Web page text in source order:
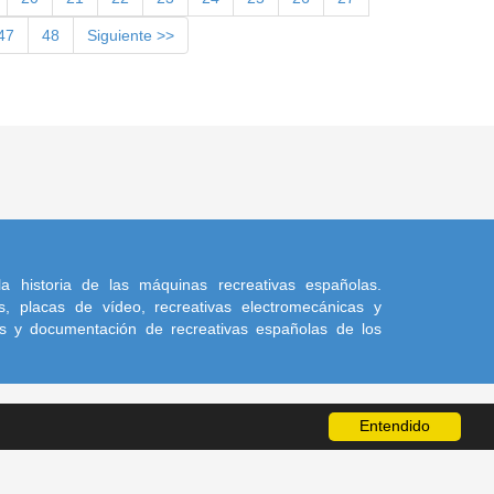
Entendido
48 Siguiente >>
historia de las máquinas recreativas españolas.
placas de vídeo, recreativas electromecánicas y
y documentación de recreativas españolas de los